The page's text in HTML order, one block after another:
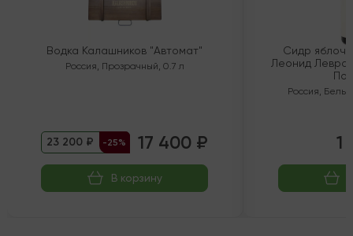
Водка Калашников "Автомат"
Россия, Прозрачный, 0.7 л
23 200 ₽ -25% 17 400 ₽
В корзину
Сидр
Леонид
Россия, Белый
1